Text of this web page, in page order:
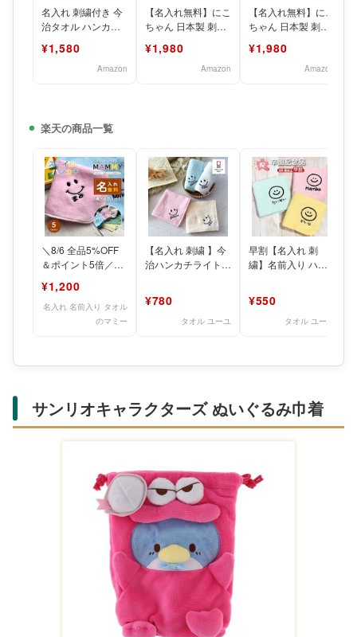
名入れ 刺繍付き 今
治タオル ハンカチ
柄 ギフト 誕生日 子
¥1,580
Amazon
【名入れ無料】にこ
ちゃん 日本製 刺繍
シャレ バレンタイ
¥1,980
Amazon
【名入れ無料】にこ
ちゃん 日本製 刺繍
シャレ バレンタイ
¥1,980
Amazon
楽天の商品一覧
＼8/6 全品5%OFF
＆ポイント5倍／
カチ スマイル 】
¥1,200
名入れ 名前入り タオル
のマミー
【名入れ 刺繍 】今
治ハンカチライト
今
¥780
タオル ユーユ
早割【名入れ 刺
繍】名前入り ハン
ハンカチ
¥550
タオル ユーユ
サンリオキャラクターズ ぬいぐるみ巾着